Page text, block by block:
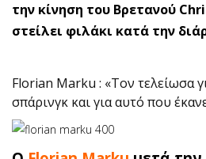
την κίνηση του Βρετανού
στείλει φιλάκι κατά την
Florian Marku : «Τον τελείωσα
σπάρινγκ και για αυτό που